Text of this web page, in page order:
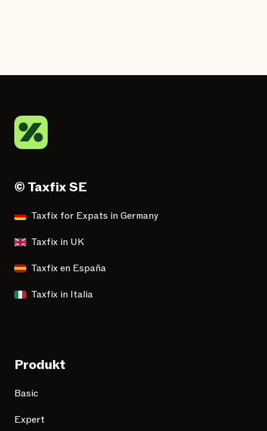
© Taxfix SE
Taxfix for Expats in Germany
Taxfix in UK
Taxfix en España
Taxfix in Italia
Produkt
Basic
Expert